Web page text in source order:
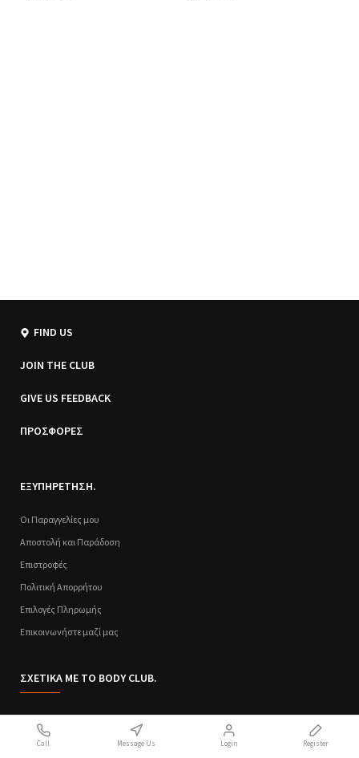
FIND US
JOIN THE CLUB
GIVE US FEEDBACK
ΠΡΟΣΦΟΡΕΣ
ΕΞΥΠΗΡΕΤΗΣΗ.
Οι Παραγγελίες μου
Αποστολή και Παράδοση
Επιστροφές
Πολιτική Απορρήτου
Επιλογές Πληρωμής
Επικοινωνήστε μαζί μας
ΣΧΕΤΙΚΑ ΜΕ ΤΟ BODY CLUB.
Call Message Us Login Register